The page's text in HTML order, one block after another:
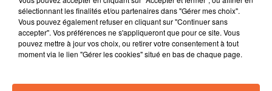
0:00 3 min 21 sec
sélectionnant les finalités et/ou partenaires dans "Gérer mes choix".
Vous pouvez également refuser en cliquant sur "Continuer sans
accepter". Vos préférences ne s'appliqueront que pour ce site. Vous
pouvez mettre à jour vos choix, ou retirer votre consentement à tout
moment via le lien "Gérer les cookies" situé en bas de chaque page.